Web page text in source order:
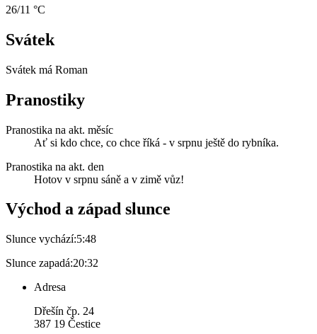
26/11 °C
Svátek
Svátek má Roman
Pranostiky
Pranostika na akt. měsíc
Ať si kdo chce, co chce říká - v srpnu ještě do rybníka.
Pranostika na akt. den
Hotov v srpnu sáně a v zimě vůz!
Východ a západ slunce
Slunce vychází:5:48
Slunce zapadá:20:32
Adresa
Dřešín čp. 24
387 19 Čestice